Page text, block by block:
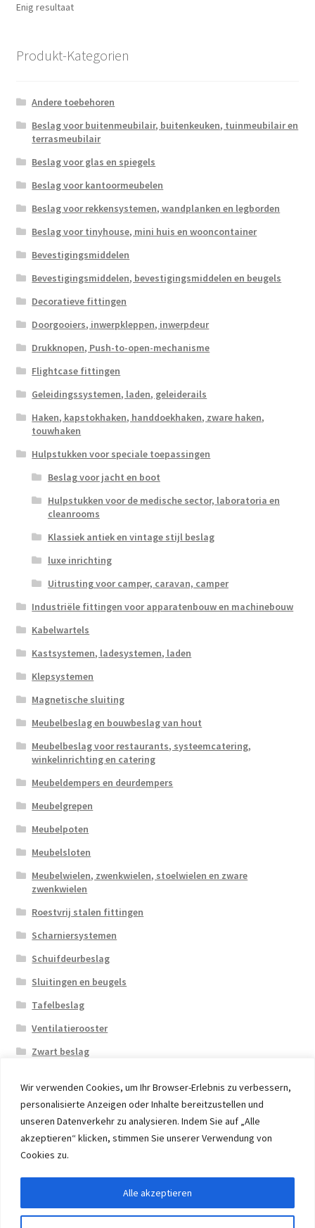
Wir verwenden Cookies, um Ihr Browser-Erlebnis zu verbessern,
personalisierte Anzeigen oder Inhalte bereitzustellen und
unseren Datenverkehr zu analysieren. Indem Sie auf „Alle
akzeptieren“ klicken, stimmen Sie unserer Verwendung von
Cookies zu.
Alle akzeptieren
Enig resultaat
Produkt-Kategorien
Andere toebehoren
Beslag voor buitenmeubilair, buitenkeuken, tuinmeubilair en
terrasmeubilair
Beslag voor glas en spiegels
Beslag voor kantoormeubelen
Beslag voor rekkensystemen, wandplanken en legborden
Beslag voor tinyhouse, mini huis en wooncontainer
Bevestigingsmiddelen
Bevestigingsmiddelen, bevestigingsmiddelen en beugels
Decoratieve fittingen
Doorgooiers, inwerpkleppen, inwerpdeur
Drukknopen, Push-to-open-mechanisme
Flightcase fittingen
Geleidingssystemen, laden, geleiderails
Haken, kapstokhaken, handdoekhaken, zware haken,
touwhaken
Hulpstukken voor speciale toepassingen
Beslag voor jacht en boot
Hulpstukken voor de medische sector, laboratoria en
cleanrooms
Klassiek antiek en vintage stijl beslag
luxe inrichting
Uitrusting voor camper, caravan, camper
Industriële fittingen voor apparatenbouw en machinebouw
Kabelwartels
Kastsystemen, ladesystemen, laden
Klepsystemen
Magnetische sluiting
Meubelbeslag en bouwbeslag van hout
Meubelbeslag voor restaurants, systeemcatering,
winkelinrichting en catering
Meubeldempers en deurdempers
Meubelgrepen
Meubelpoten
Meubelsloten
Meubelwielen, zwenkwielen, stoelwielen en zware
zwenkwielen
Roestvrij stalen fittingen
Scharniersystemen
Schuifdeurbeslag
Sluitingen en beugels
Tafelbeslag
Ventilatierooster
Zwart beslag
© 2026 Eruon Trade UG, Germany, member of the ERUON